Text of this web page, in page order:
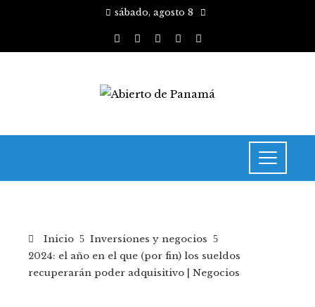
sábado, agosto 8
Inicio
Inversiones y negocios
2024: el año en el que (por fin) los sueldos
recuperarán poder adquisitivo | Negocios